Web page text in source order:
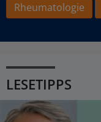
Rheumatologie
LESETIPPS